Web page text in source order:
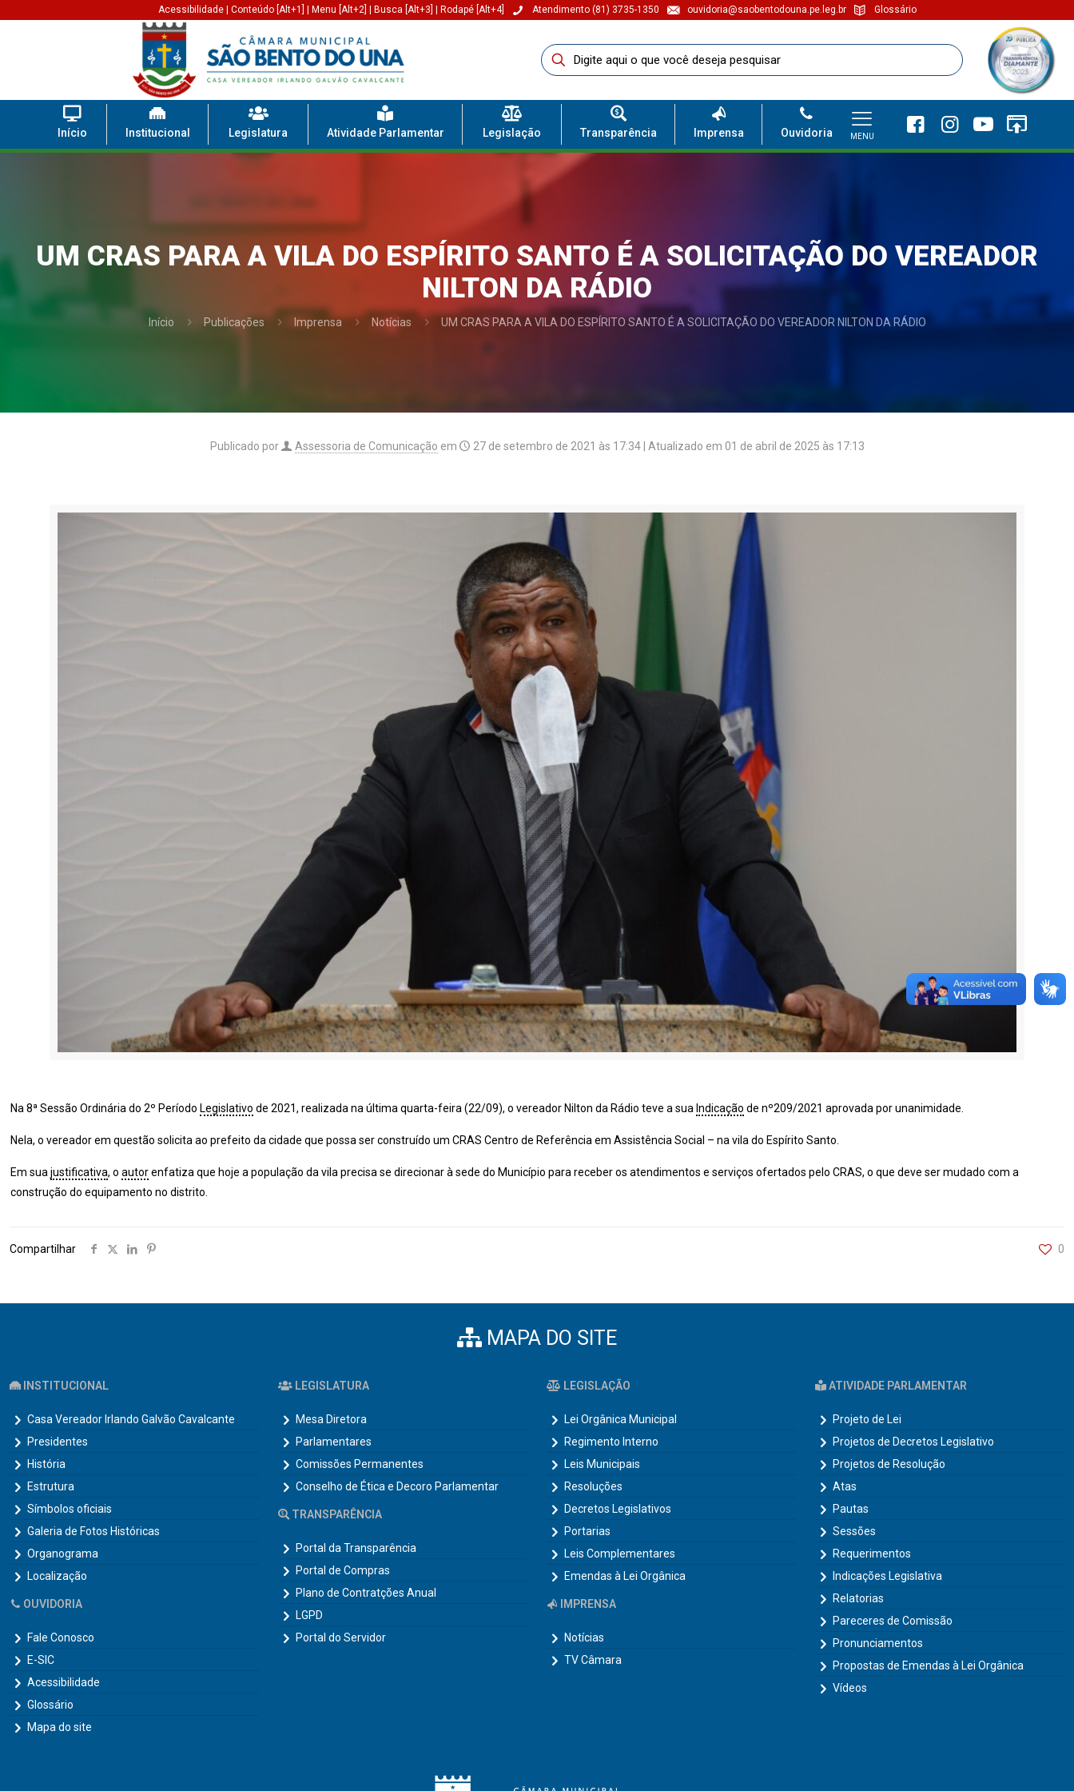
Acessibilidade| Conteúdo [Alt+1] Menu [Alt+2] Busca [Alt+3] Rodapé [Alt+4] Atendimento (81) 3735-1350 ouvidoria@saobentodouna.pe.leg.br Glossário
Início Institucional Legislatura Atividade Parlamentar Legislação Transparência Imprensa Ouvidoria MENU
UM CRAS PARA A VILA DO ESPÍRITO SANTO É A SOLICITAÇÃO DO VEREADOR
NILTON DA RÁDIO
Início Publicações Imprensa Notícias UM CRAS PARA A VILA DO ESPÍRITO SANTO É A SOLICITAÇÃO DO VEREADOR NILTON DA RÁDIO
Publicado por Assessoria de Comunicação em 27 de setembro de 2021 às 17:34 | Atualizado em 01 de abril de 2025 às 17:13
Na 8ª Sessão Ordinária do 2º Período Legislativo de 2021, realizada na última quarta-feira (22/09), o vereador Nilton da Rádio teve a sua Indicação de nº209/2021 aprovada por unanimidade.
Nela, o vereador em questão solicita ao prefeito da cidade que possa ser construído um CRAS Centro de Referência em Assistência Social – na vila do Espírito Santo.
Em suajustificativa, oautorenfatiza que hoje a população da vila precisa se direcionar à sede do Município para receber os atendimentos e serviços ofertados pelo CRAS, o que deve ser mudado com a
construção do equipamento no distrito.
Compartilhar 0
MAPA DO SITE
INSTITUCIONAL
Casa Vereador Irlando Galvão Cavalcante
Presidentes
História
Estrutura
Símbolos oficiais
Galeria de Fotos Históricas
Organograma
Localização
OUVIDORIA
Fale Conosco
E-SIC
Acessibilidade
Glossário
Mapa do site
LEGISLATURA
Mesa Diretora
Parlamentares
Comissões Permanentes
Conselho de Ética e Decoro Parlamentar
TRANSPARÊNCIA
Portal da Transparência
Portal de Compras
Plano de Contratções Anual
LGPD
Portal do Servidor
LEGISLAÇÃO
Lei Orgânica Municipal
Regimento Interno
Leis Municipais
Resoluções
Decretos Legislativos
Portarias
Leis Complementares
Emendas à Lei Orgânica
IMPRENSA
Notícias
TV Câmara
ATIVIDADE PARLAMENTAR
Projeto de Lei
Projetos de Decretos Legislativo
Projetos de Resolução
Atas
Pautas
Sessões
Requerimentos
Indicações Legislativa
Relatorias
Pareceres de Comissão
Pronunciamentos
Propostas de Emendas à Lei Orgânica
Vídeos